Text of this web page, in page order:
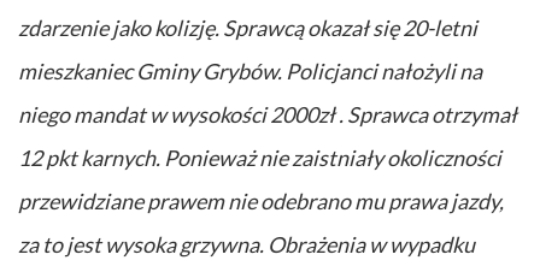
zdarzenie jako kolizję. Sprawcą okazał się 20-letni
mieszkaniec Gminy Grybów. Policjanci nałożyli na
niego mandat w wysokości 2000zł . Sprawca otrzymał
12 pkt karnych. Ponieważ nie zaistniały okoliczności
przewidziane prawem nie odebrano mu prawa jazdy,
za to jest wysoka grzywna. Obrażenia w wypadku